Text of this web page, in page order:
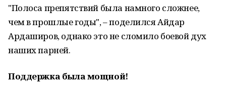
"Полоса препятствий была намного сложнее,
чем в прошлые годы", – поделился Айдар
Ардаширов, однако это не сломило боевой дух
наших парней.
Поддержка была мощной!